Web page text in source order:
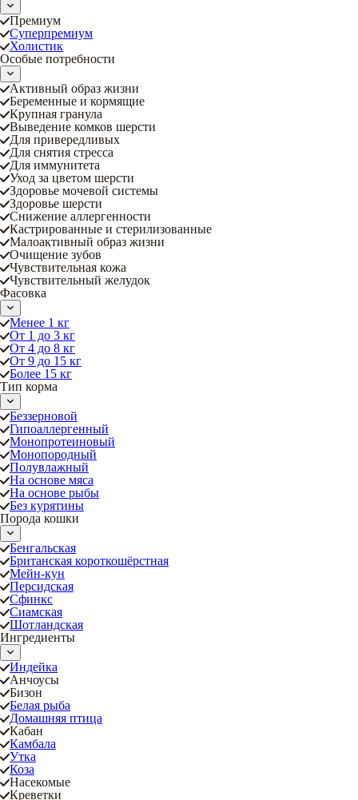
Премиум
Суперпремиум
Холистик
Особые потребности
Активный образ жизни
Беременные и кормящие
Крупная гранула
Выведение комков шерсти
Для привередливых
Для снятия стресса
Для иммунитета
Уход за цветом шерсти
Здоровье мочевой системы
Здоровье шерсти
Снижение аллергенности
Кастрированные и стерилизованные
Малоактивный образ жизни
Очищение зубов
Чувствительная кожа
Чувствительный желудок
Фасовка
Менее 1 кг
От 1 до 3 кг
От 4 до 8 кг
От 9 до 15 кг
Более 15 кг
Тип корма
Беззерновой
Гипоаллергенный
Монопротеиновый
Монопородный
Полувлажный
На основе мяса
На основе рыбы
Без курятины
Порода кошки
Бенгальская
Британская короткошёрстная
Мейн-кун
Персидская
Сфинкс
Сиамская
Шотландская
Ингредиенты
Индейка
Анчоусы
Бизон
Белая рыба
Домашняя птица
Кабан
Камбала
Утка
Коза
Насекомые
Креветки